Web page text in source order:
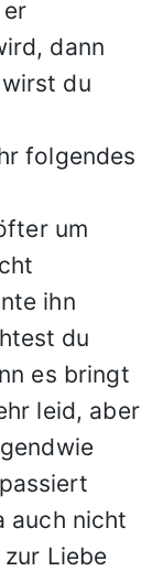
dann
du
folgendes
um
ihn
du
es bringt
leid, aber
auch nicht
Liebe